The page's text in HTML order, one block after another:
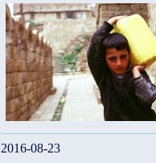
2016-08-23